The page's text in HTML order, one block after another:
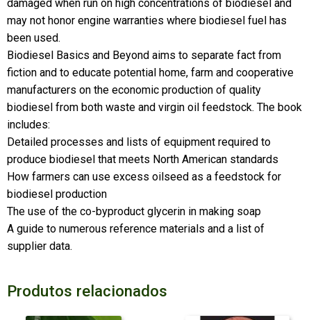
damaged when run on high concentrations of biodiesel and
may not honor engine warranties where biodiesel fuel has
been used.
Biodiesel Basics and Beyond aims to separate fact from
fiction and to educate potential home, farm and cooperative
manufacturers on the economic production of quality
biodiesel from both waste and virgin oil feedstock. The book
includes:
Detailed processes and lists of equipment required to
produce biodiesel that meets North American standards
How farmers can use excess oilseed as a feedstock for
biodiesel production
The use of the co-byproduct glycerin in making soap
A guide to numerous reference materials and a list of
supplier data.
Produtos relacionados